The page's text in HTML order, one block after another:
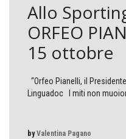
Allo
ORFEO
15 ottobre
“Orfeo Pianelli, il
Linguadoc I miti non
byValentina Pagano